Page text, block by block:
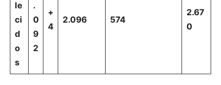
le
ci
d
o
s
.
0
9
2
+
4
2.096 574
2.67
0